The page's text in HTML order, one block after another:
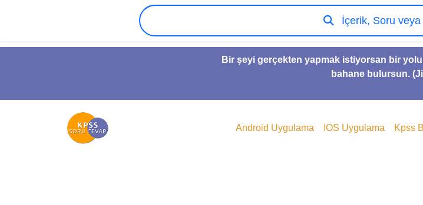
Bir şeyi gerçekten yapmak istiyorsan bir
bahane bulursun.
İçerik, Soru
Android Uygulama IOS Uygulama Kpss